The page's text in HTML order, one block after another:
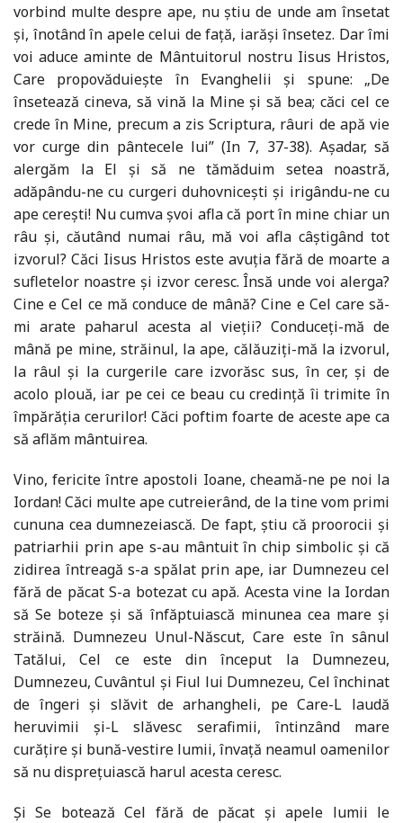
vorbind multe despre ape, nu știu de unde am însetat
și, înotând în apele celui de față, iarăși însetez. Dar îmi
voi aduce aminte de Mântuitorul nostru Iisus Hristos,
Care propovăduiește în Evanghelii și spune: „De
însetează cineva, să vină la Mine și să bea; căci cel ce
crede în Mine, precum a zis Scriptura, râuri de apă vie
vor curge din pântecele lui” (In 7, 37-38). Așadar, să
alergăm la El și să ne tămăduim setea noastră,
adăpându-ne cu curgeri duhovnicești și irigându-ne cu
ape cerești! Nu cumva șvoi afla că port în mine chiar un
râu și, căutând numai râu, mă voi afla câștigând tot
izvorul? Căci Iisus Hristos este avuția fără de moarte a
sufletelor noastre și izvor ceresc. Însă unde voi alerga?
Cine e Cel ce mă conduce de mână? Cine e Cel care să-
mi arate paharul acesta al vieții? Conduceți-mă de
mână pe mine, străinul, la ape, călăuziți-mă la izvorul,
la râul și la curgerile care izvorăsc sus, în cer, și de
acolo plouă, iar pe cei ce beau cu credință îi trimite în
împărăția cerurilor! Căci poftim foarte de aceste ape ca
să aflăm mântuirea.
Vino, fericite între apostoli Ioane, cheamă-ne pe noi la
Iordan! Căci multe ape cutreierând, de la tine vom primi
cununa cea dumnezeiască. De fapt, știu că proorocii și
patriarhii prin ape s-au mântuit în chip simbolic și că
zidirea întreagă s-a spălat prin ape, iar Dumnezeu cel
fără de păcat S-a botezat cu apă. Acesta vine la Iordan
să Se boteze și să înfăptuiască minunea cea mare și
străină. Dumnezeu Unul-Născut, Care este în sânul
Tatălui, Cel ce este din început la Dumnezeu,
Dumnezeu, Cuvântul și Fiul lui Dumnezeu, Cel închinat
de îngeri și slăvit de arhangheli, pe Care-L laudă
heruvimii și-L slăvesc serafimii, întinzând mare
curățire și bună-vestire lumii, învață neamul oamenilor
să nu disprețuiască harul acesta ceresc.
Și Se botează Cel fără de păcat și apele lumii le